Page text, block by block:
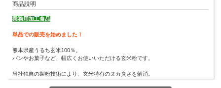
商品説明
業務用加工食品
単品での販売を始めました！
熊本県産うるち玄米100％。
パンやお菓子など、幅広くお使いいただける玄米粉です。
当社独自の製粉技術により、玄米特有のヌカ臭さを解消。